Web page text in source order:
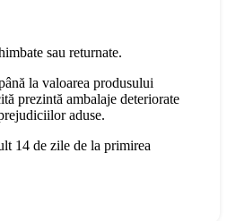
sau returnate.
la valoarea produsului
prezintă ambalaje deteriorate
aduse.
14 de zile de la primirea